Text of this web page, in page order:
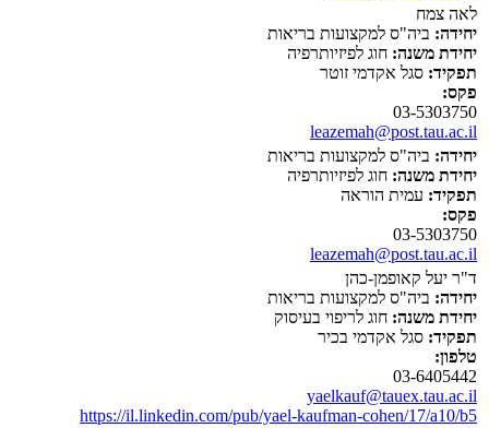
לאה צמח
יחידה: ביה"ס למקצועות בריאות
יחידת משנה: חוג לפיזיותרפיה
תפקיד: סגל אקדמי זוטר
פקס:
03-5303750
leazemah@post.tau.ac.il
יחידה: ביה"ס למקצועות בריאות
יחידת משנה: חוג לפיזיותרפיה
תפקיד: עמית הוראה
פקס:
03-5303750
leazemah@post.tau.ac.il
ד"ר יעל קאופמן-כהן
יחידה: ביה"ס למקצועות בריאות
יחידת משנה: חוג לריפוי בעיסוק
תפקיד: סגל אקדמי בכיר
טלפון:
03-6405442
yaelkauf@tauex.tau.ac.il
https://il.linkedin.com/pub/yael-kaufman-cohen/17/a10/b5